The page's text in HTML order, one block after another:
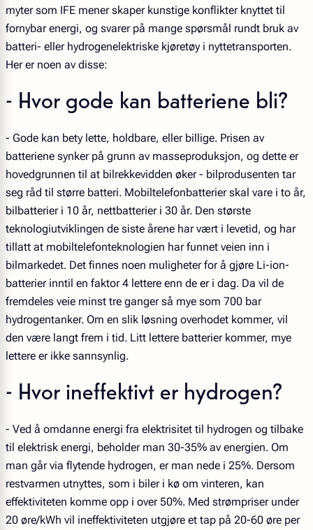
myter som IFE mener skaper kunstige konflikter knyttet til
fornybar energi, og svarer på mange spørsmål rundt bruk av
batteri- eller hydrogenelektriske kjøretøy i nyttetransporten.
Her er noen av disse:
- Hvor gode kan batteriene bli?
- Gode kan bety lette, holdbare, eller billige. Prisen av
batteriene synker på grunn av masseproduksjon, og dette er
hovedgrunnen til at bilrekkevidden øker - bilprodusenten tar
seg råd til større batteri. Mobiltelefonbatterier skal vare i to år,
bilbatterier i 10 år, nettbatterier i 30 år. Den største
teknologiutviklingen de siste årene har vært i levetid, og har
tillatt at mobiltelefonteknologien har funnet veien inn i
bilmarkedet. Det finnes noen muligheter for å gjøre Li-ion-
batterier inntil en faktor 4 lettere enn de er i dag. Da vil de
fremdeles veie minst tre ganger så mye som 700 bar
hydrogentanker. Om en slik løsning overhodet kommer, vil
den være langt frem i tid. Litt lettere batterier kommer, mye
lettere er ikke sannsynlig.
- Hvor ineffektivt er hydrogen?
- Ved å omdanne energi fra elektrisitet til hydrogen og tilbake
til elektrisk energi, beholder man 30-35% av energien. Om
man går via flytende hydrogen, er man nede i 25%. Dersom
restvarmen utnyttes, som i biler i kø om vinteren, kan
effektiviteten komme opp i over 50%. Med strømpriser under
20 øre/kWh vil ineffektiviteten utgjøre et tap på 20-60 øre per